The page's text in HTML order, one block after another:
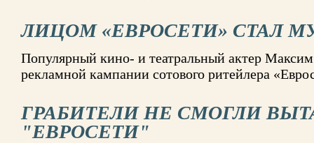
ЛИЦОМ «ЕВРОСЕТИ» СТАЛ
Популярный кино- и театральный актер
рекламной кампании сотового ритейлера
ГРАБИТЕЛИ НЕ СМОГЛИ
"ЕВРОСЕТИ"